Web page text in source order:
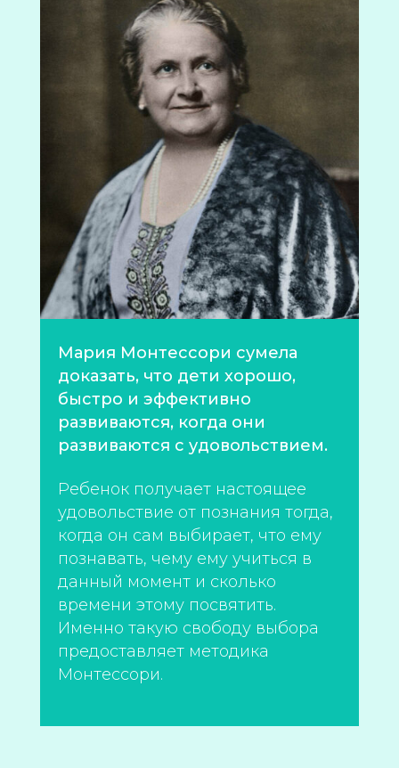
Мария Монтессори сумела
доказать, что дети хорошо,
быстро и эффективно
развиваются, когда они
развиваются с удовольствием.
Ребенок получает настоящее
удовольствие от познания тогда,
когда он сам выбирает, что ему
познавать, чему ему учиться в
данный момент и сколько
времени этому посвятить.
Именно такую свободу выбора
предоставляет методика
Монтессори.